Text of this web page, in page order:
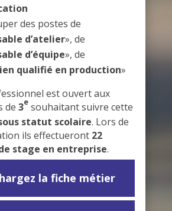
des postes de
d’atelier», de
d’équipe», de
qualifié en production»
est ouvert aux
de3e souhaitant suivre cette
statut scolaire. Lors de
ils effectueront 22
stage en entreprise.
la fiche métier